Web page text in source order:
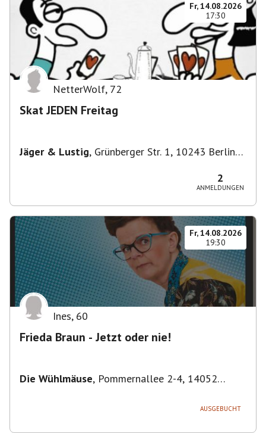
Fr, 14.08.2026
17:30
NetterWolf, 72
Skat JEDEN Freitag
Jäger & Lustig, Grünberger Str. 1, 10243 Berlin-
2
ANMELDUNGEN
Fr, 14.08.2026
19:30
Ines, 60
Frieda Braun - Jetzt oder nie!
Die Wühlmäuse, Pommernallee 2-4, 14052
AUSGEBUCHT